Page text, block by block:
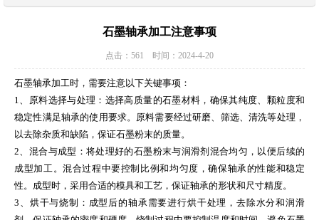
石墨轴承加工注意事项
点击：561 时间：2024-4-20
石墨轴承加工时，需要注意以下关键事项：
1、原料选择与处理：选择高质量的石墨材料，确保其纯度、颗粒度和
稳定性满足轴承的使用要求。原料需要经过研磨、筛选、清洗等处理，
以去除杂质和缺陷，保证石墨粉末的质量。
2、混合与成型：将处理好的石墨粉末与润滑剂混合均匀，以便后续的
成型加工。混合过程中要控制比例和均匀度，确保轴承的性能和稳定
性。成型时，采用合适的模具和工艺，保证轴承的形状和尺寸精度。
3、烘干与烧制：成型后的轴承需要进行烘干处理，去除水分和润滑